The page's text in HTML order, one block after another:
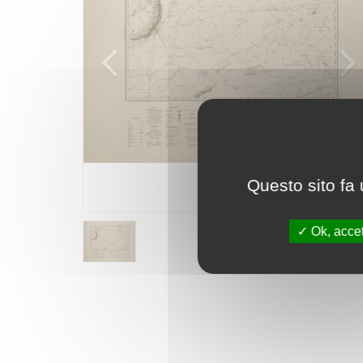
Questo sito fa
Ok,